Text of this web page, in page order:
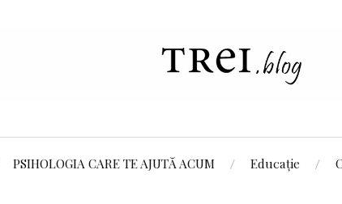
PSIHOLOGIA CARE TE AJUTĂ ACUM Educație